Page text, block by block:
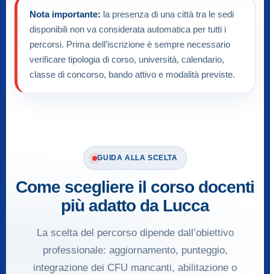
Nota importante: la presenza di una città tra le sedi
disponibili non va considerata automatica per tutti i
percorsi. Prima dell’iscrizione è sempre necessario
verificare tipologia di corso, università, calendario,
classe di concorso, bando attivo e modalità previste.
GUIDA ALLA SCELTA
Come scegliere il corso docenti
più adatto da Lucca
La scelta del percorso dipende dall’obiettivo
professionale: aggiornamento, punteggio,
integrazione dei CFU mancanti, abilitazione o